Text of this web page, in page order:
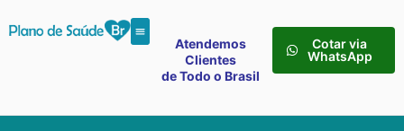
Atendemos
Clientes
de Todo o Brasil
Cotar via
WhatsApp